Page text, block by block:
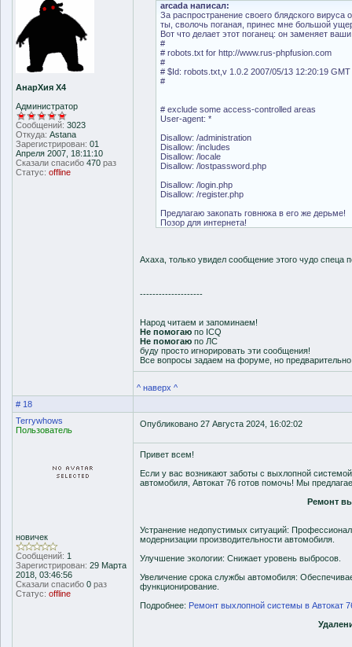
АнарХия Х4
Администратор
Сообщений: 3023
Откуда: Astana
Зарегистрирован: 01
Апреля 2007, 18:11:10
Сказали спасибо 470 раз
Статус: offline
arcada написал:
За распространение своего блядского
ты, сволочь поганая, принес мне большой
Вот что делает этот поганец: он заменяет
#
# robots.txt for http://www.rus-phpfusion.com
#
# $Id: robots.txt,v 1.0.2 2007/05/13 12:20:19
#
# exclude some access-controlled areas
User-agent: *
Disallow: /administration
Disallow: /includes
Disallow: /locale
Disallow: /lostpassword.php
Disallow: /login.php
Disallow: /register.php
Предлагаю закопать говнюка в его же дерьме!
Позор для интернета!
Ахаха, только увидел сообщение этого чудо спеца
--------------------
Народ читаем и запоминаем!
Не помогаю по ICQ
Не помогаю по ЛС
буду просто игнорировать эти сообщения!
Все вопросы задаем на форуме, но
^ наверх ^
# 18
Terrywhows
Пользователь
новичек
Сообщений: 1
Зарегистрирован: 29 Марта
2018, 03:46:56
Сказали спасибо 0 раз
Статус: offline
Опубликовано 27 Августа 2024, 16:02:02
Привет всем!
Если у вас возникают заботы с выхлопной
автомобиля, Автокат 76 готов помочь! Мы
Ремонт
Устранение недопустимых ситуаций:
модернизации производительности автомобиля.
Улучшение экологии: Снижает уровень выбросов.
Увеличение срока службы автомобиля:
функционирование.
Подробнее: Ремонт выхлопной системы в Автокат